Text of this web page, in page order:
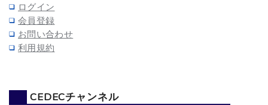
ログイン
会員登録
お問い合わせ
利用規約
CEDECチャンネル